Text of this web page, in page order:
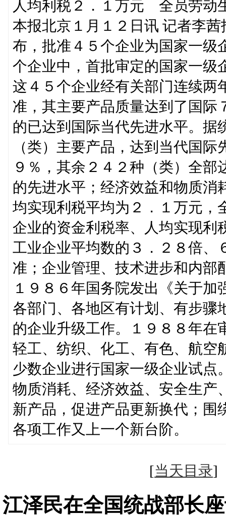
人均利税２．１万元 全员劳动
本报北京１月１２日讯 记者李
布，批准４５个企业为国家一级
个企业中，首批审定的国家一级
这４５个企业经有关部门连续两
准，其主要产品质量达到了国际
的已达到国际当代先进水平。据
（类）主要产品，达到当代国
９％，其余２４２种（类）全
的先进水平；经济效益和物质消
均实现利税平均为２．１万元，
企业的资金利税率、人均实现利
工业企业平均数的３．２８倍、
准；企业管理、技术进步和内部
１９８６年国务院发出《关于
各部门、各地区有计划、有步骤
的企业升级工作。１９８８年在
轻工、纺织、化工、有色、航空
少数企业进行国家一级企业试点
物质消耗、经济效益、安全生产
新产品，促进产品更新换代；围
各项工作又上一个新台阶。
[当天目录
江泽民在全国统战部长